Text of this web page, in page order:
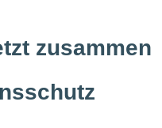
zusammen